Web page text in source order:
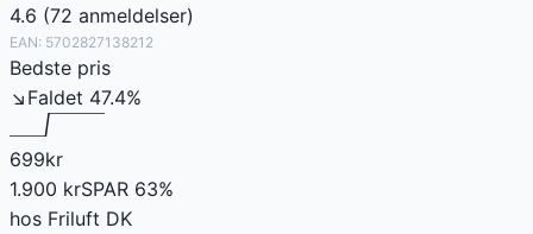
4.6 (72 anmeldelser)
EAN: 5702827138212
Bedste pris
↘ Faldet 47.4%
699kr
1.900 krSPAR 63%
hos Friluft DK